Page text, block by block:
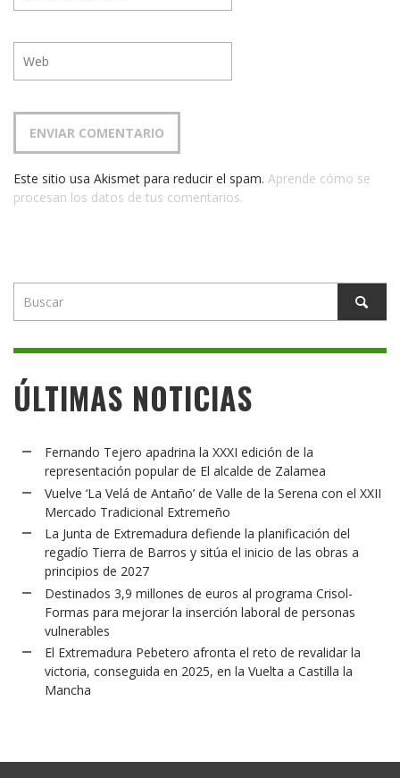
Este sitio usa Akismet para reducir el spam. Aprende cómo se
procesan los datos de tus comentarios.
ÚLTIMAS NOTICIAS
Fernando Tejero apadrina la XXXI edición de la
representación popular de El alcalde de Zalamea
Vuelve ‘La Velá de Antaño’ de Valle de la Serena con el XXII
Mercado Tradicional Extremeño
La Junta de Extremadura defiende la planificación del
regadío Tierra de Barros y sitúa el inicio de las obras a
principios de 2027
Destinados 3,9 millones de euros al programa Crisol-
Formas para mejorar la inserción laboral de personas
vulnerables
El Extremadura Pebetero afronta el reto de revalidar la
victoria, conseguida en 2025, en la Vuelta a Castilla la
Mancha